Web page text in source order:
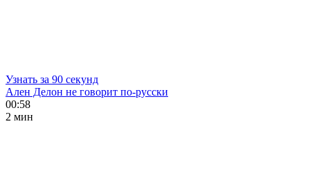
Узнать за 90 секунд
Ален Делон не говорит по-русски
00:58
2 мин